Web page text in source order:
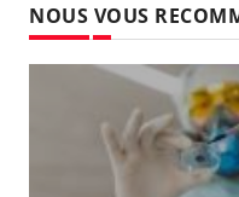
NOUS VOUS